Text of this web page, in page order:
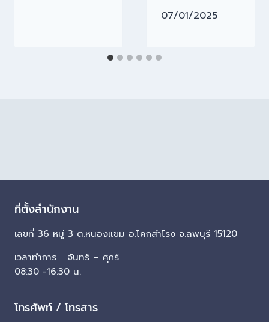
07/01/2025
ที่ตั้งสำนักงาน
เลขที่ 36 หมู่ 3 ต.หนองแขม อ.โคกสำโรง จ.ลพบุรี 15120
เวลาทำการ จันทร์ – ศุกร์
08:30 -16:30 น.
โทรศัพท์ / โทรสาร